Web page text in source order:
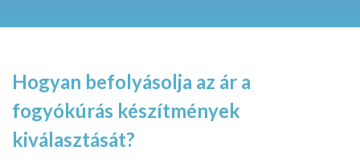
Hogyan befolyásolja az ár a
fogyókúrás készítmények
kiválasztását?